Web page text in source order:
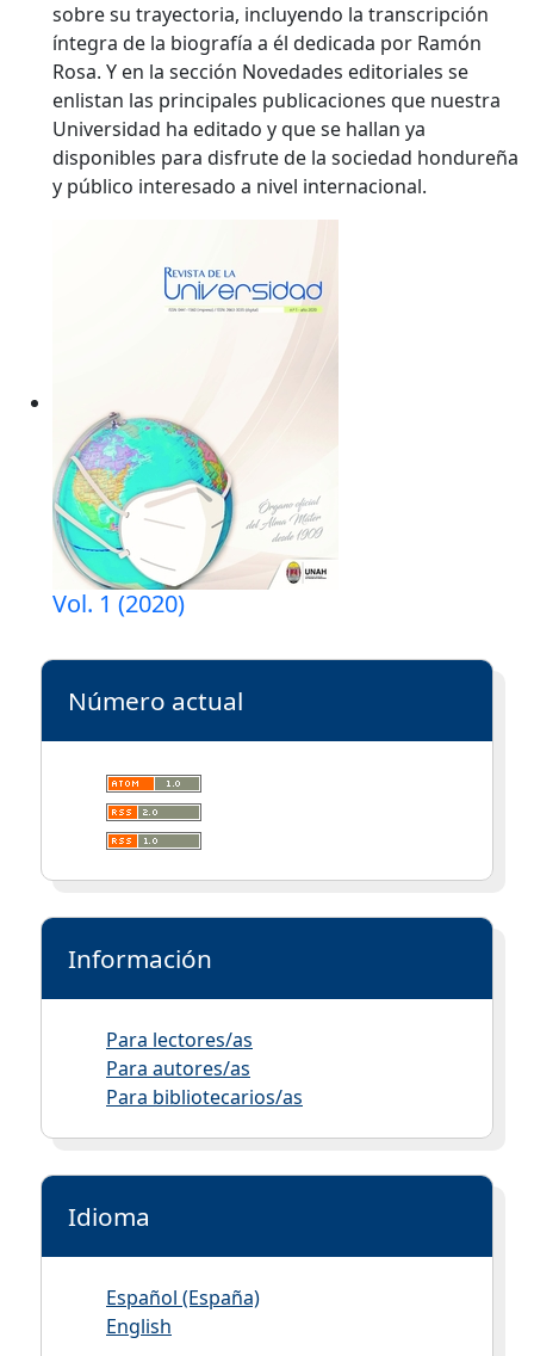
sobre su trayectoria, incluyendo la transcripción
íntegra de la biografía a él dedicada por Ramón
Rosa. Y en la sección Novedades editoriales se
enlistan las principales publicaciones que nuestra
Universidad ha editado y que se hallan ya
disponibles para disfrute de la sociedad hondureña
y público interesado a nivel internacional.
Vol. 1 (2020)
Número actual
Información
Para lectores/as
Para autores/as
Para bibliotecarios/as
Idioma
Español (España)
English